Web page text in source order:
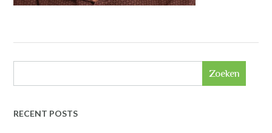
Zoeken
RECENT POSTS